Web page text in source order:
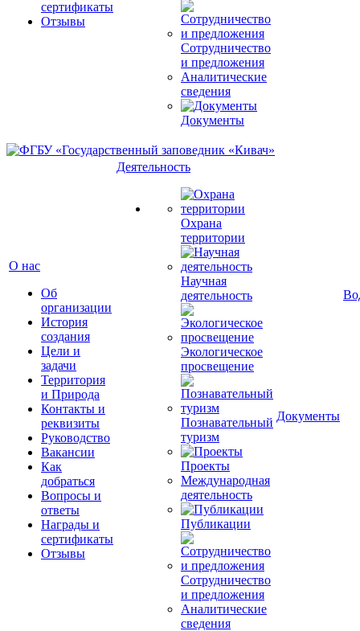
сертификаты
Отзывы
Сотрудничество
и предложения
Аналитические
сведения
Документы
О нас
Об
организации
История
создания
Цели и
задачи
Территория
и Природа
Контакты и
реквизиты
Руководство
Вакансии
Как
добраться
Вопросы и
ответы
Награды и
сертификаты
Отзывы
Деятельность
Охрана
территории
Научная
деятельность
Экологическое
просвещение
Познавательный
туризм
Проекты
Международная
деятельность
Публикации
Сотрудничество
и предложения
Аналитические
сведения
Документы